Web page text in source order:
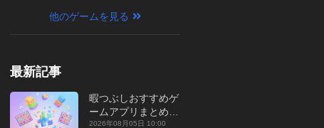
他のゲームを見る
最新記事
暇つぶしおすすめゲ
ームアプリまとめ｜
オフライン対応あり
2026年08月05日 10:00